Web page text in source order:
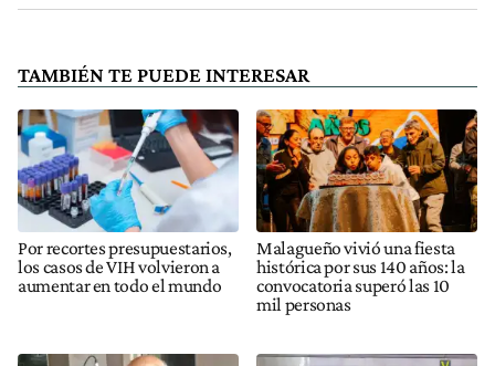
TAMBIÉN TE PUEDE INTERESAR
Por recortes presupuestarios,
los casos de VIH volvieron a
aumentar en todo el mundo
Malagueño vivió una fiesta
histórica por sus 140 años: la
convocatoria superó las 10
mil personas